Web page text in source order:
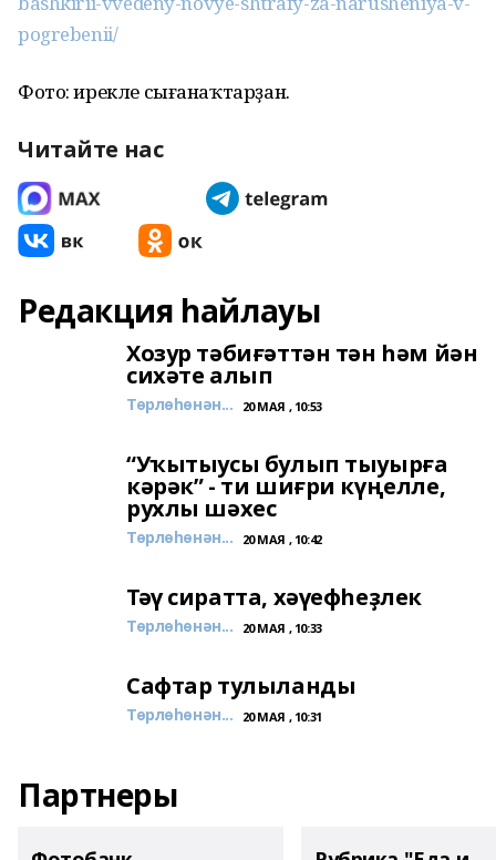
pogrebenii/
Фото: ирекле сығанаҡтарҙан.
Читайте нас
Редакция һайлауы
Хозур тәбиғәттән тән һәм йән
сихәте алып
Төрлөһөнән... 20 МАЯ , 10:53
“Уҡытыусы булып тыуырға
кәрәк” - ти шиғри күңелле,
рухлы шәхес
Төрлөһөнән... 20 МАЯ , 10:42
Тәү сиратта, хәүефһеҙлек
Төрлөһөнән... 20 МАЯ , 10:33
Сафтар тулыланды
Төрлөһөнән... 20 МАЯ , 10:31
Партнеры